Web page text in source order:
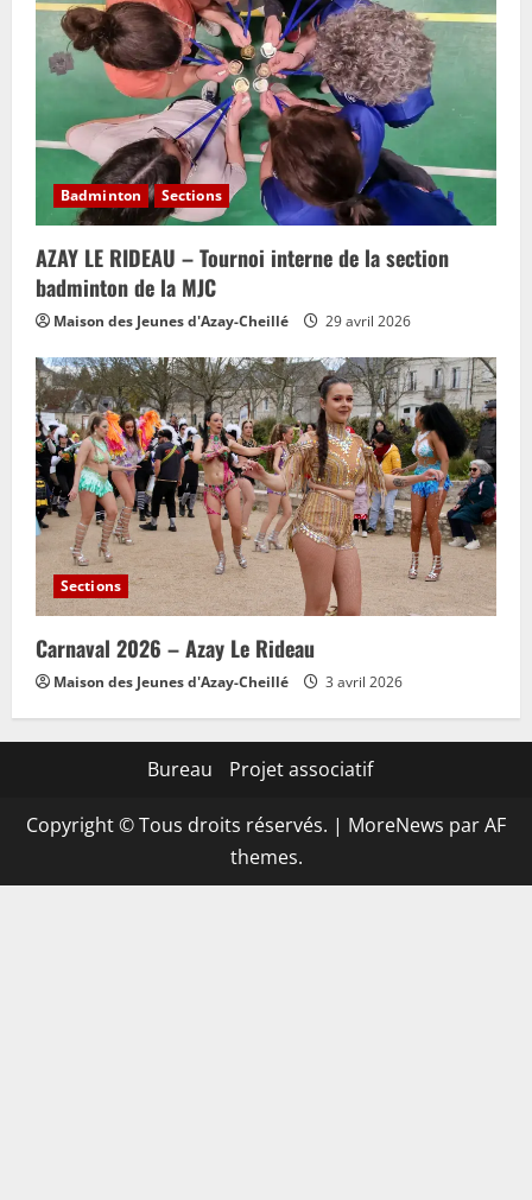
Badminton Sections
AZAY LE RIDEAU – Tournoi interne de la section
badminton de la MJC
Maison des Jeunes d'Azay-Cheillé 29 avril 2026
Sections
Carnaval 2026 – Azay Le Rideau
Maison des Jeunes d'Azay-Cheillé 3 avril 2026
Bureau Projet associatif
Copyright © Tous droits réservés. | MoreNews par AF
themes.